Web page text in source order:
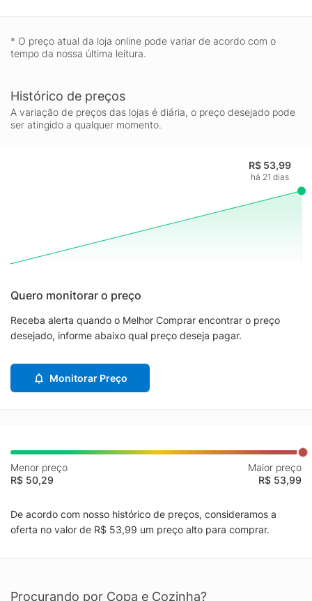
* O preço atual da loja online pode variar de acordo com o
tempo da nossa última leitura.
Histórico de preços
A variação de preços das lojas é diária, o preço desejado pode
ser atingido a qualquer momento.
R$ 53,99
há 21 dias
Quero monitorar o preço
Receba alerta quando o Melhor Comprar encontrar o preço
desejado, informe abaixo qual preço deseja pagar.
Monitorar Preço
Menor preço
R$ 50,29
Maior preço
R$ 53,99
De acordo com nosso histórico de preços, consideramos a
oferta no valor de R$ 53,99 um preço alto para comprar.
Procurando por Copa e Cozinha?